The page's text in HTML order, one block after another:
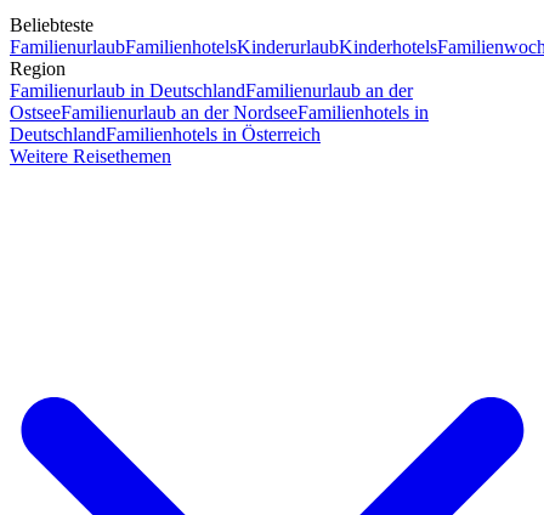
Beliebteste
FamilienurlaubFamilienhotelsKinderurlaubKinderhotels
Region
Familienurlaub in DeutschlandFamilienurlaub an der
OstseeFamilienurlaub an der NordseeFamilienhotels in
DeutschlandFamilienhotels in Österreich
Weitere Reisethemen